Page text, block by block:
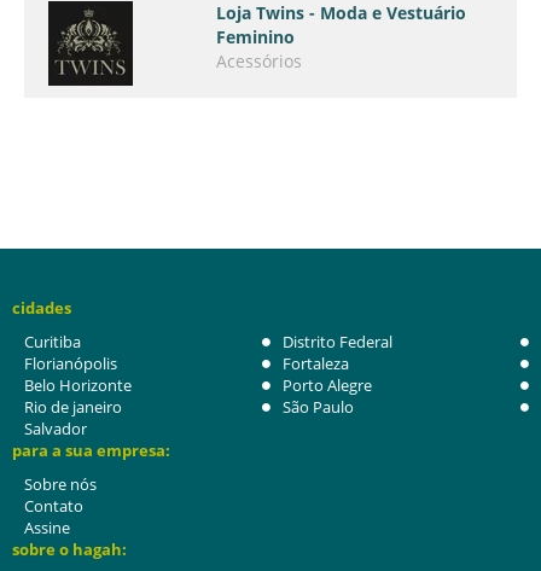
Loja Twins - Moda e Vestuário
Feminino
Acessórios
cidades
Curitiba
Distrito Federal
Florianópolis
Fortaleza
Belo Horizonte
Porto Alegre
Rio de janeiro
São Paulo
Salvador
para a sua empresa:
Sobre nós
Contato
Assine
sobre o hagah: